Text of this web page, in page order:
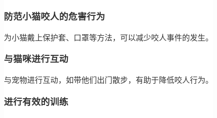
防范小猫咬人的危害行为
为小猫戴上保护套、口罩等方法，可以减少咬人事件的发生。
与猫咪进行互动
与宠物进行互动，如带他们出门散步，有助于降低咬人行为。
进行有效的训练